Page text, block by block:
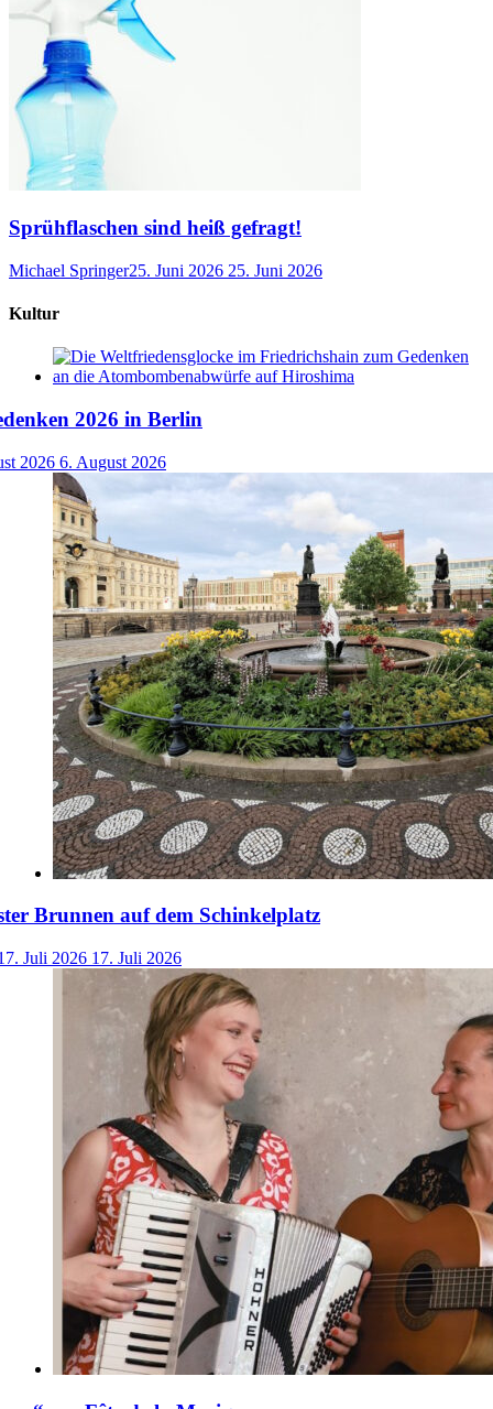
Sprühflaschen sind heiß gefragt!
Michael Springer25. Juni 2026 25. Juni 2026
Kultur
2026 in Berlin
2026 6. August 2026
Brunnen auf dem Schinkelplatz
Juli 2026 17. Juli 2026